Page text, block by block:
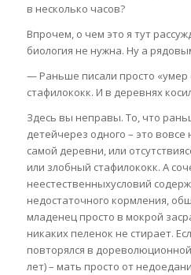
в несколько часов?
Впрочем, о чем это я тут
биология не нужна. Ну а
— Раньше писали просто «умер
стафилококк. И в деревнях
Здесь вы неправы. То, что
детейчерез одного – это
самой деревни, или
или злобный стафилококк. А
неестественныхусловий
недостаточного кормления,
младенец просто в мокрой
никаких пеленок не стирает.
повторялся в
лет) – мать просто от